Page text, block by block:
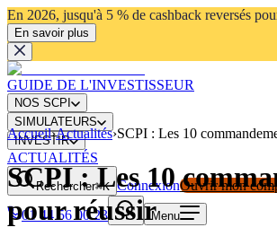
En 2026, jusqu'à 5 % de cashback reversés
En savoir plus
GUIDE DE L'INVESTISSEUR
NOS SCPI
SIMULATEURS
INVESTIR
ACTUALITÉS
Rechercher⌘K ConnexionOuvrir mon
01 44 56 00 23
Menu
Accueil›Actualités›SCPI : Les 10
SCPI : Les 10
pour réussir